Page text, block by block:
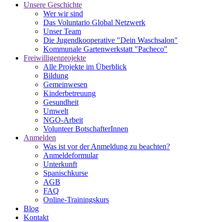
Unsere Geschichte
Wer wir sind
Das Voluntario Global Netzwerk
Unser Team
Die Jugendkooperative "Dein Waschsalon"
Kommunale Gartenwerkstatt "Pacheco"
Freiwilligenprojekte
Alle Projekte im Überblick
Bildung
Gemeinwesen
Kinderbetreuung
Gesundheit
Umwelt
NGO-Arbeit
Volunteer BotschafterInnen
Anmelden
Was ist vor der Anmeldung zu beachten?
Anmeldeformular
Unterkunft
Spanischkurse
AGB
FAQ
Online-Trainingskurs
Blog
Kontakt